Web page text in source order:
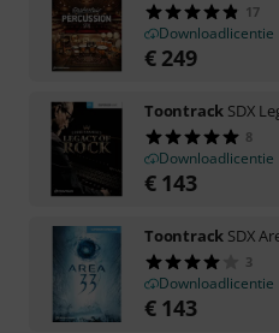
17
Downloadlicentie
€ 249
Toontrack SDX
8
Downloadlicentie
€ 143
Toontrack SDX
3
Downloadlicentie
€ 143